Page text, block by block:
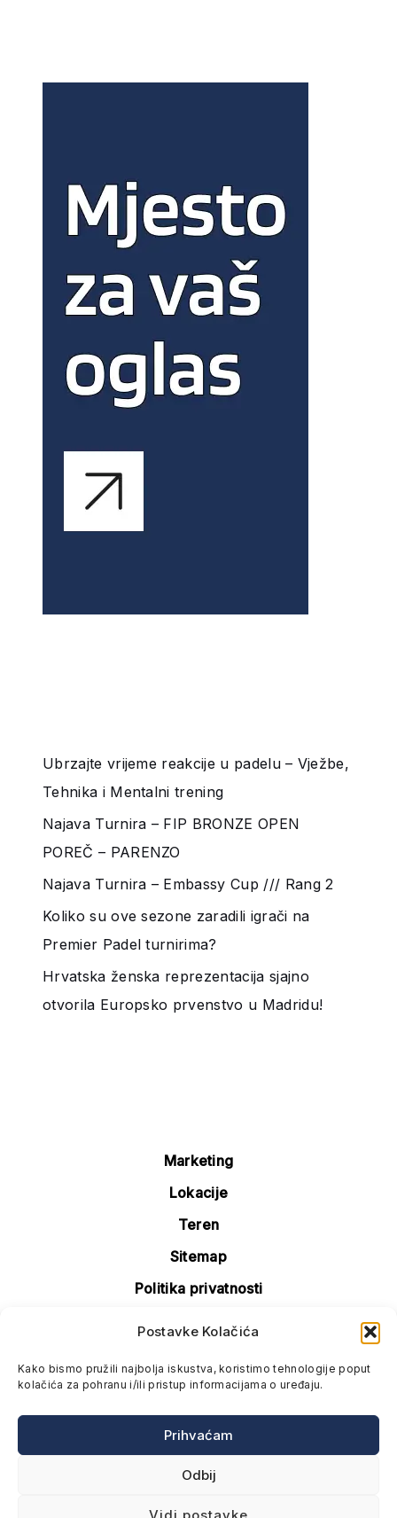
Postavke Kolačića
Kako bismo pružili najbolja iskustva, koristimo tehnologije poput
kolačića za pohranu i/ili pristup informacijama o uređaju.
Prihvaćam
Odbij
Vidi postavke
Ubrzajte vrijeme reakcije u padelu – Vježbe,
Tehnika i Mentalni trening
Najava Turnira – FIP BRONZE OPEN
POREČ – PARENZO
Najava Turnira – Embassy Cup /// Rang 2
Koliko su ove sezone zaradili igrači na
Premier Padel turnirima?
Hrvatska ženska reprezentacija sjajno
otvorila Europsko prvenstvo u Madridu!
Marketing
Lokacije
Teren
Sitemap
Politika privatnosti